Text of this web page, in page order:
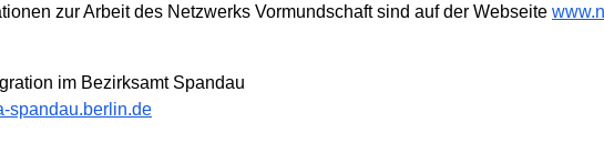
zur Arbeit des Netzwerks Vormundschaft sind auf der Webseite
im Bezirksamt Spandau
spandau.berlin.de